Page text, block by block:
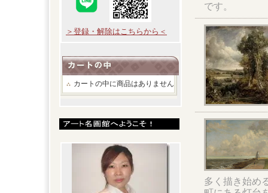
＞登録・解除はこちらから＜
カートの中に商品はありません
です。
多く描き始め